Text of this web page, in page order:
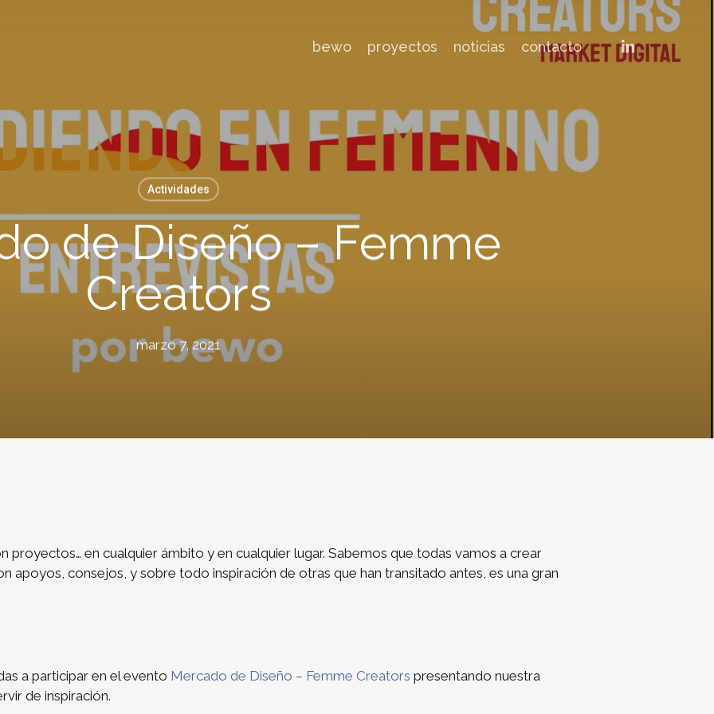
bewo proyectos noticias contacto linkedin
Actividades
de Diseño – Femme
Creators
marzo 7, 2021
proyectos… en cualquier ámbito y en cualquier lugar. Sabemos que todas vamos a crear
apoyos, consejos, y sobre todo inspiración de otras que han transitado antes, es una gran
a participar en el evento Mercado de Diseño – Femme Creators presentando nuestra
de inspiración.